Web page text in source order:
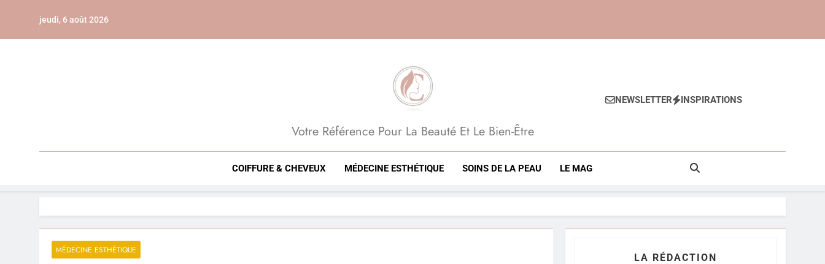
jeudi, 6 août 2026
Beauté, Esthétique, Anti-Âge
Votre Référence Pour La Beauté Et Le Bien-Être
NEWSLETTER INSPIRATIONS
COIFFURE & CHEVEUX MÉDECINE ESTHÉTIQUE SOINS DE LA PEAU LE MAG
MÉDECINE ESTHÉTIQUE
LA RÉDACTION